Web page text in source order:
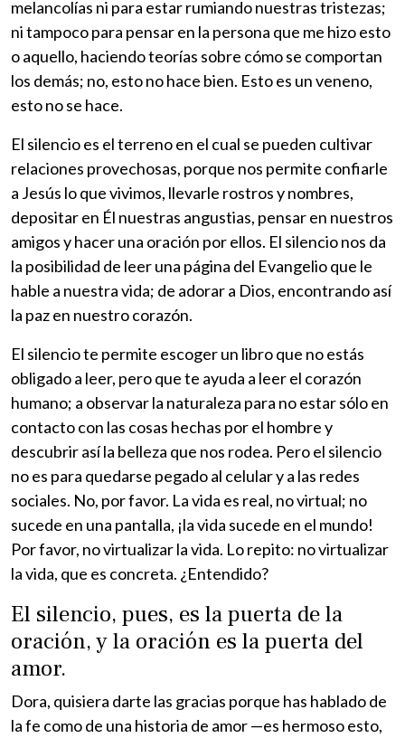
melancolías ni para estar rumiando nuestras tristezas;
ni tampoco para pensar en la persona que me hizo esto
o aquello, haciendo teorías sobre cómo se comportan
los demás; no, esto no hace bien. Esto es un veneno,
esto no se hace.
El silencio es el terreno en el cual se pueden cultivar
relaciones provechosas, porque nos permite confiarle
a Jesús lo que vivimos, llevarle rostros y nombres,
depositar en Él nuestras angustias, pensar en nuestros
amigos y hacer una oración por ellos. El silencio nos da
la posibilidad de leer una página del Evangelio que le
hable a nuestra vida; de adorar a Dios, encontrando así
la paz en nuestro corazón.
El silencio te permite escoger un libro que no estás
obligado a leer, pero que te ayuda a leer el corazón
humano; a observar la naturaleza para no estar sólo en
contacto con las cosas hechas por el hombre y
descubrir así la belleza que nos rodea. Pero el silencio
no es para quedarse pegado al celular y a las redes
sociales. No, por favor. La vida es real, no virtual; no
sucede en una pantalla, ¡la vida sucede en el mundo!
Por favor, no virtualizar la vida. Lo repito: no virtualizar
la vida, que es concreta. ¿Entendido?
El silencio, pues, es la puerta de la
oración, y la oración es la puerta del
amor.
Dora, quisiera darte las gracias porque has hablado de
la fe como de una historia de amor —es hermoso esto,